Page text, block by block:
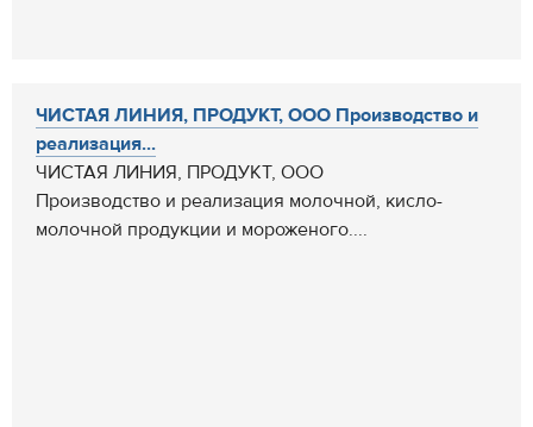
ЧИСТАЯ ЛИНИЯ, ПРОДУКТ, ООО Производство и
реализация...
ЧИСТАЯ ЛИНИЯ, ПРОДУКТ, ООО
Производство и реализация молочной, кисло-
молочной продукции и мороженого....